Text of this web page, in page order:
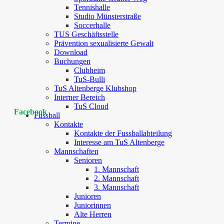
Tennishalle
Studio Münsterstraße
Soccerhalle
TUS Geschäftsstelle
Prävention sexualisierte Gewalt
Download
Buchungen
Clubheim
TuS-Bulli
TuS Altenberge Klubshop
Interner Bereich
TuS Cloud
Fussball
Kontakte
Kontakte der Fussballabteilung
Interesse am TuS Altenberge
Mannschaften
Senioren
1. Mannschaft
2. Mannschaft
3. Mannschaft
Junioren
Juniorinnen
Alte Herren
Facebook